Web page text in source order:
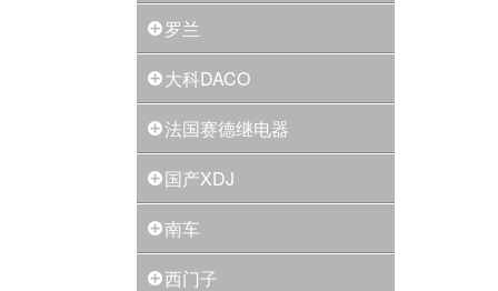
罗兰
大科DACO
法国赛德继电器
国产XDJ
南车
西门子